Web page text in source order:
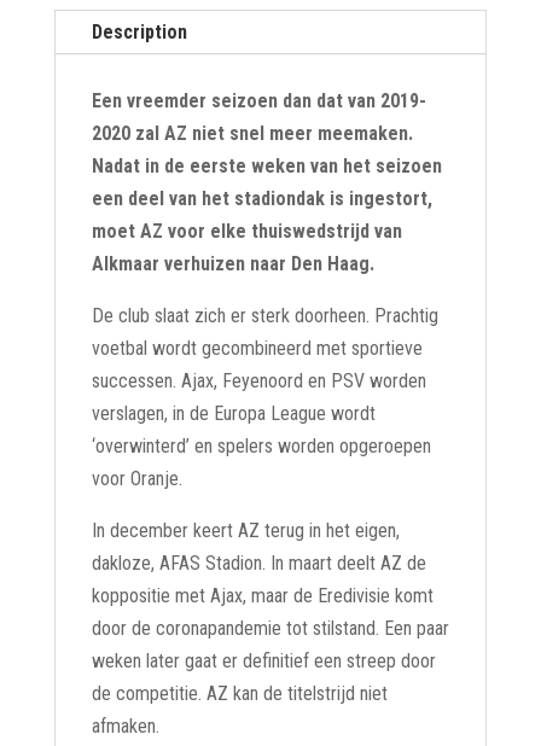
2020
quantity
Description
Een vreemder seizoen dan dat van 2019-
2020 zal AZ niet snel meer meemaken.
Nadat in de eerste weken van het seizoen
een deel van het stadiondak is ingestort,
moet AZ voor elke thuiswedstrijd van
Alkmaar verhuizen naar Den Haag.
De club slaat zich er sterk doorheen. Prachtig
voetbal wordt gecombineerd met sportieve
successen. Ajax, Feyenoord en PSV worden
verslagen, in de Europa League wordt
‘overwinterd’ en spelers worden opgeroepen
voor Oranje.
In december keert AZ terug in het eigen,
dakloze, AFAS Stadion. In maart deelt AZ de
koppositie met Ajax, maar de Eredivisie komt
door de coronapandemie tot stilstand. Een paar
weken later gaat er definitief een streep door
de competitie. AZ kan de titelstrijd niet
afmaken.